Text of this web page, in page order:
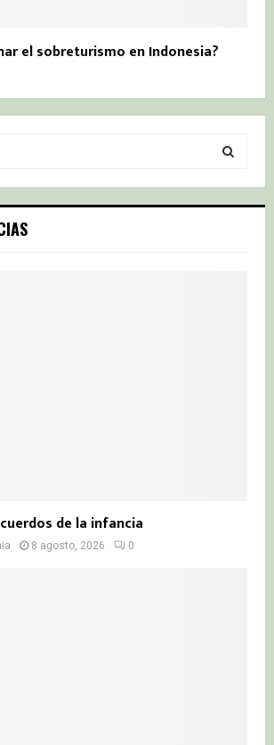
el sobreturismo en Indonesia?
S
de la infancia
8 agosto, 2026 0